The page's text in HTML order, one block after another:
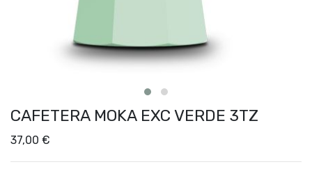
CAFETERA MOKA EXC VERDE 3TZ
37,00 €